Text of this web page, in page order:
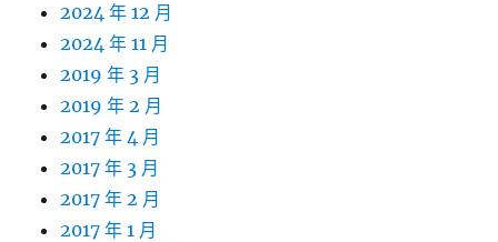
2024 年 12 月
2024 年 11 月
2019 年 3 月
2019 年 2 月
2017 年 4 月
2017 年 3 月
2017 年 2 月
2017 年 1 月